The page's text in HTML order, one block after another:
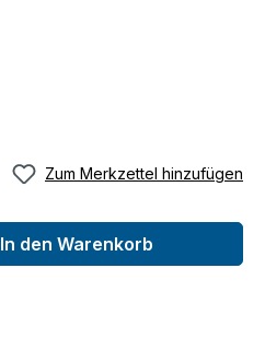
Zum Merkzettel hinzufügen
In den Warenkorb